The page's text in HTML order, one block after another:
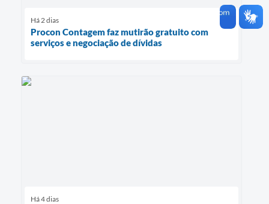
Há 2 dias
Procon Contagem faz mutirão gratuito com
serviços e negociação de dívidas
Há 4 dias